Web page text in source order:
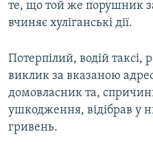
те, що той же порушник
вчиняє хуліганські дії.
Потерпілий, водій таксі,
виклик за вказаною
домовласник та,
ушкодження, відібрав у
гривень.